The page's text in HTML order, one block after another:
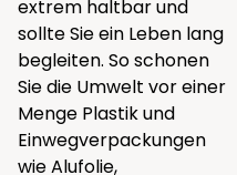
extrem haltbar und
sollte Sie ein Leben lang
begleiten. So schonen
Sie die Umwelt vor einer
Menge Plastik und
Einwegverpackungen
wie Alufolie,